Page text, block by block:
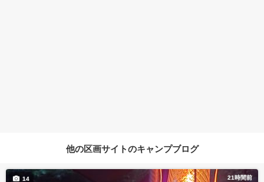
他の区画サイトのキャンプブログ
21時間前
14